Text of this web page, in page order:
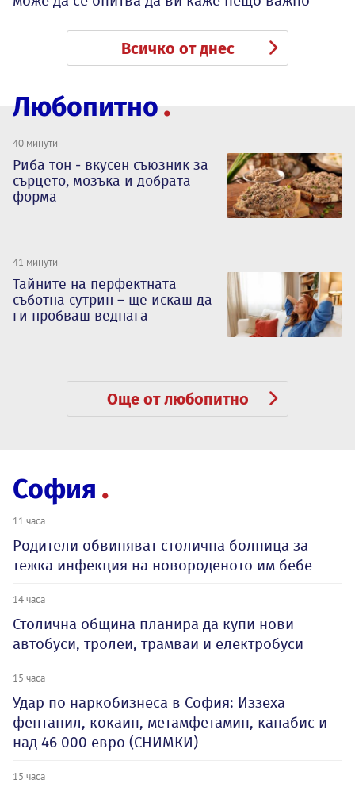
Всичко от днес
Любопитно
40 минути
Риба тон - вкусен съюзник за
сърцето, мозъка и добрата
форма
41 минути
Тайните на перфектната
съботна сутрин – ще искаш да
ги пробваш веднага
Още от любопитно
София
11 часа
Родители обвиняват столична болница за
тежка инфекция на новороденото им бебе
14 часа
Столична община планира да купи нови
автобуси, тролеи, трамваи и електробуси
15 часа
Удар по наркобизнеса в София: Иззеха
фентанил, кокаин, метамфетамин, канабис и
над 46 000 евро (СНИМКИ)
15 часа